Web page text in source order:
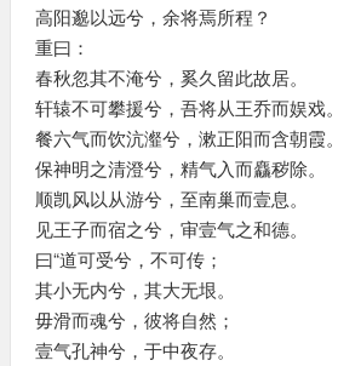
高阳邈以远兮，余将焉所程？
重曰：
春秋忽其不淹兮，奚久留此故居。
轩辕不可攀援兮，吾将从王乔而娱戏。
餐六气而饮沆瀣兮，漱正阳而含朝霞。
保神明之清澄兮，精气入而麤秽除。
顺凯风以从游兮，至南巢而壹息。
见王子而宿之兮，审壹气之和德。
曰“道可受兮，不可传；
其小无内兮，其大无垠。
毋滑而魂兮，彼将自然；
壹气孔神兮，于中夜存。